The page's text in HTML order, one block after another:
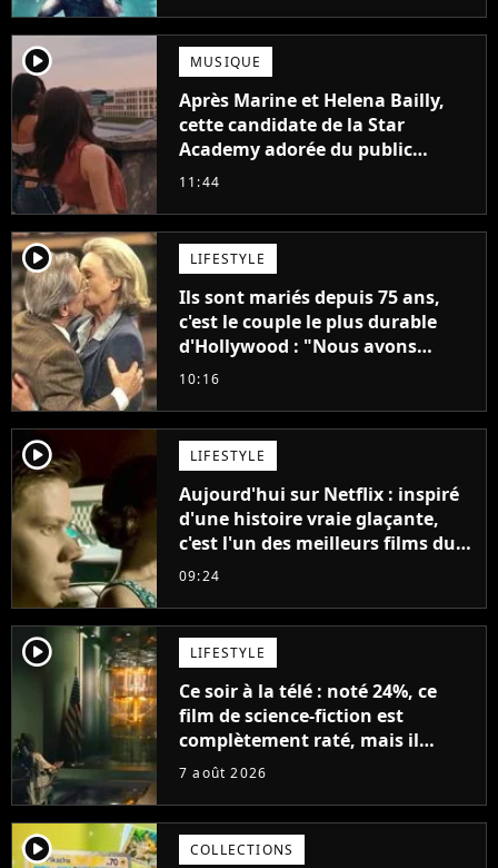
player2 MUSIQUE
Après Marine et Helena Bailly,
cette candidate de la Star
Academy adorée du public
annonce son premier album,
11:44
player2 LIFESTYLE
Ils sont mariés depuis 75 ans,
c'est le couple le plus durable
d'Hollywood : "Nous avons
avancé jour après jour, et les
décennies"
10:16
player2 LIFESTYLE
Aujourd'hui sur Netflix : inspiré
d'une histoire vraie glaçante,
c'est l'un des meilleurs films du
21ème siècle
09:24
player2 LIFESTYLE
Ce soir à la télé : noté 24%, ce
film de science-fiction est
complètement raté, mais il
aurait pu être encore pire à
7 août 2026
player2 COLLECTIONS